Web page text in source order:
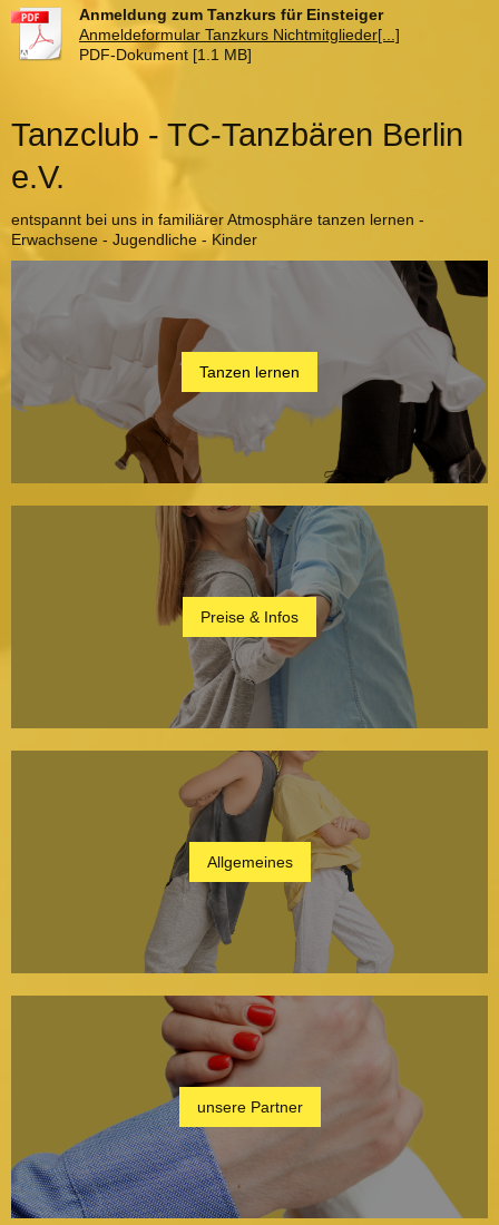
Anmeldung zum Tanzkurs für Einsteiger
Anmeldeformular Tanzkurs Nichtmitglieder[...]
PDF-Dokument [1.1 MB]
Tanzclub - TC-Tanzbären Berlin
e.V.
entspannt bei uns in familiärer Atmosphäre tanzen lernen -
Erwachsene - Jugendliche - Kinder
Tanzen lernen
Preise & Infos
Allgemeines
unsere Partner